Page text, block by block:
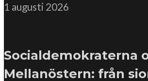
1 augusti 2026
Socialdemokraterna
Mellanöstern: från